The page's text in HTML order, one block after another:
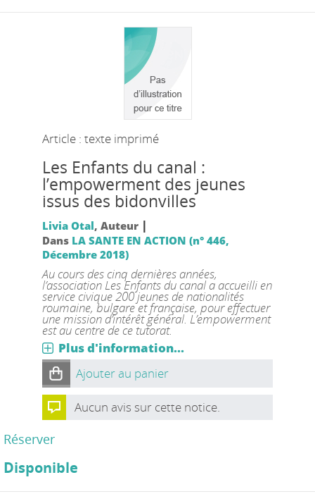
Article : texte imprimé
Les Enfants du canal :
l’empowerment des jeunes
issus des bidonvilles
Livia Otal, Auteur |
Dans LA SANTE EN ACTION (n° 446,
Décembre 2018)
Au cours des cinq dernières années,
l’association Les Enfants du canal a accueilli en
service civique 200 jeunes de nationalités
roumaine, bulgare et française, pour effectuer
une mission d’intérêt général. L’empowerment
est au centre de ce tutorat.
Plus d'information...
Ajouter au panier
Aucun avis sur cette notice.
Réserver
Disponible